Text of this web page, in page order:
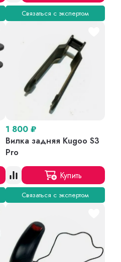
Связаться с экспертом
1 800 ₽
Вилка задняя Kugoo S3
Pro
Купить
Связаться с экспертом